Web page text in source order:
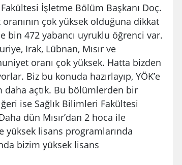
İşletme Bölüm Başkanı Doç.
çok yüksek olduğuna dikkat
bin 472 yabancı uyruklu öğrenci var.
Irak, Lübnan, Mısır ve
oranı çok yüksek. Hatta bizden
Biz bu konuda hazırlayıp, YÖK’e
daha açtık. Bu bölümlerden bir
ise Sağlık Bilimleri Fakültesi
dün Mısır’dan 2 hoca ile
yüksek lisans programlarında
bizim yüksek lisans